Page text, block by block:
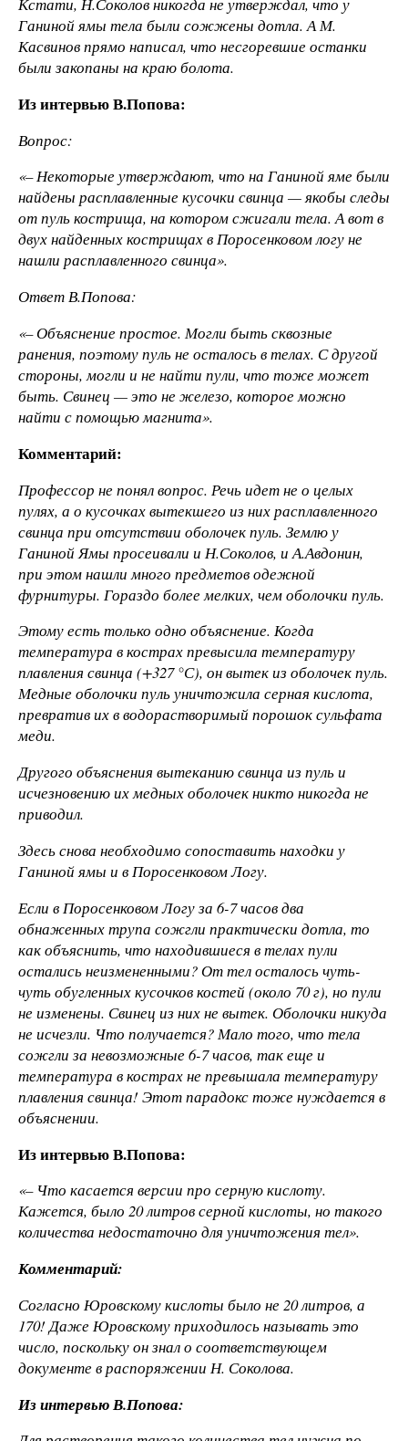
Ганиной ямы тела были сожжены дотла. А М.
Касвинов прямо написал, что несгоревшие останки
были закопаны на краю болота.
Из интервью В.Попова:
Вопрос:
«– Некоторые утверждают, что на Ганиной яме были
найдены расплавленные кусочки свинца — якобы следы
от пуль кострища, на котором сжигали тела. А вот в
двух найденных кострищах в Поросенковом логу не
нашли расплавленного свинца».
Ответ В.Попова:
«– Объяснение простое. Могли быть сквозные
ранения, поэтому пуль не осталось в телах. С другой
стороны, могли и не найти пули, что тоже может
быть. Свинец — это не железо, которое можно
найти с помощью магнита».
Комментарий:
Профессор не понял вопрос. Речь идет не о целых
пулях, а о кусочках вытекшего из них расплавленного
свинца при отсутствии оболочек пуль. Землю у
Ганиной Ямы просеивали и Н.Соколов, и А.Авдонин,
при этом нашли много предметов одежной
фурнитуры. Гораздо более мелких, чем оболочки пуль.
Этому есть только одно объяснение. Когда
температура в кострах превысила температуру
плавления свинца (+327 °С), он вытек из оболочек пуль.
Медные оболочки пуль уничтожила серная кислота,
превратив их в водорастворимый порошок сульфата
меди.
Другого объяснения вытеканию свинца из пуль и
исчезновению их медных оболочек никто никогда не
приводил.
Здесь снова необходимо сопоставить находки у
Ганиной ямы и в Поросенковом Логу.
Если в Поросенковом Логу за 6-7 часов два
обнаженных трупа сожгли практически дотла, то
как объяснить, что находившиеся в телах пули
остались неизмененными? От тел осталось чуть-
чуть обугленных кусочков костей (около 70 г), но пули
не изменены. Свинец из них не вытек. Оболочки никуда
не исчезли. Что получается? Мало того, что тела
сожгли за невозможные 6-7 часов, так еще и
температура в кострах не превышала температуру
плавления свинца! Этот парадокс тоже нуждается в
объяснении.
Из интервью В.Попова:
«– Что касается версии про серную кислоту.
Кажется, было 20 литров серной кислоты, но такого
количества недостаточно для уничтожения тел».
Комментарий:
Согласно Юровскому кислоты было не 20 литров, а
170! Даже Юровскому приходилось называть это
число, поскольку он знал о соответствующем
документе в распоряжении Н. Соколова.
Из интервью В.Попова: